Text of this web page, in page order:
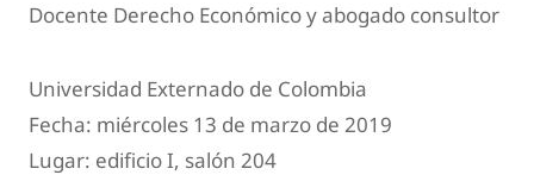
Docente Derecho Económico y abogado consultor
Universidad Externado de Colombia
Fecha: miércoles 13 de marzo de 2019
Lugar: edificio I, salón 204